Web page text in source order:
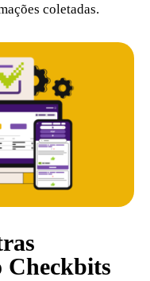
coletadas.
Checkbits